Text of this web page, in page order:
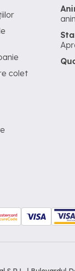
colet